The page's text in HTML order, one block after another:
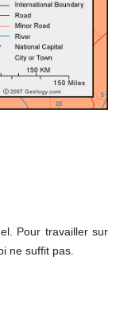
Pour travailler sur
ne suffit pas.